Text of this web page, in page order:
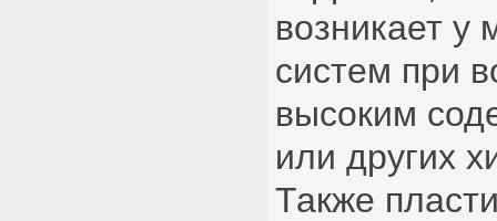
возникает у
систем при
высоким
или других
Также